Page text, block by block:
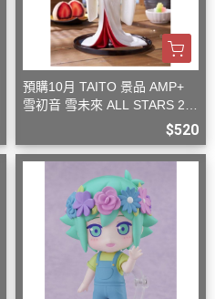
預購10月 TAITO 景品 AMP+
雪初音 雪未來 ALL STARS 20
$520